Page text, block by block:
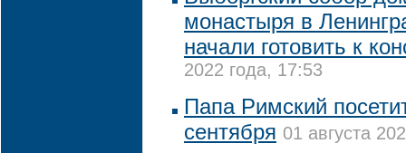
монастыря в
начали готовить к
2022 года, 17:53
Папа Римский
сентября 01 августа